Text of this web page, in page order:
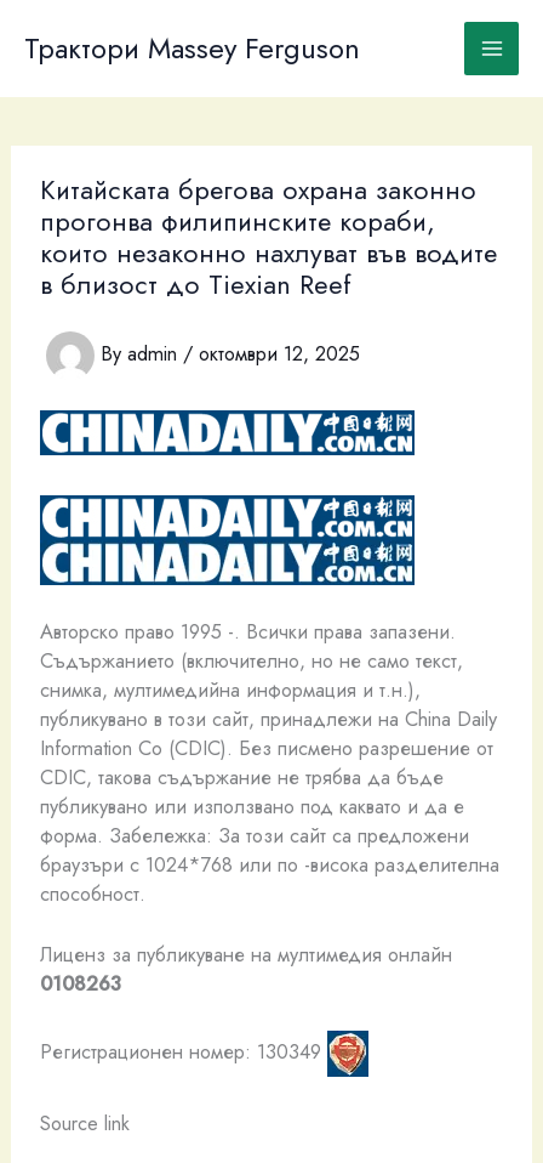
content
Трактори Massey Ferguson
Китайската брегова охрана законно
прогонва филипинските кораби,
които незаконно нахлуват във водите
в близост до Tiexian Reef
By admin / октомври 12, 2025
Авторско право 1995 -. Всички права запазени.
Съдържанието (включително, но не само текст,
снимка, мултимедийна информация и т.н.),
публикувано в този сайт, принадлежи на China Daily
Information Co (CDIC). Без писмено разрешение от
CDIC, такова съдържание не трябва да бъде
публикувано или използвано под каквато и да е
форма. Забележка: За този сайт са предложени
браузъри с 1024*768 или по -висока разделителна
способност.
Лиценз за публикуване на мултимедия онлайн
0108263
Регистрационен номер: 130349
Source link